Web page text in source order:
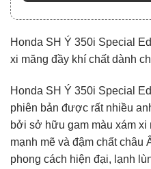
Honda SH Ý 350i Special
xi măng đầy khí chất dành
Honda SH Ý 350i Special
phiên bản được rất nhiều
bởi sở hữu gam màu xám
mạnh mẽ và đậm chất châu
phong cách hiện đại, lạnh